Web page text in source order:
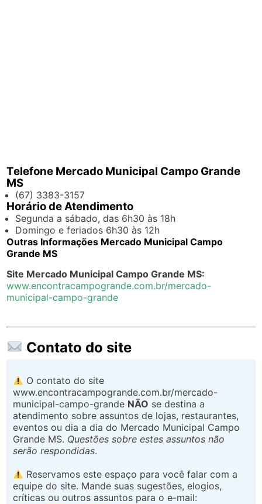
Telefone Mercado Municipal Campo Grande
MS
(67) 3383-3157
Horário de Atendimento
Segunda a sábado, das 6h30 às 18h
Domingo e feriados 6h30 às 12h
Outras Informações Mercado Municipal Campo
Grande MS
Site Mercado Municipal Campo Grande MS:
www.encontracampogrande.com.br/mercado-
municipal-campo-grande
.
Contato do site
O contato do site
www.encontracampogrande.com.br/mercado-
municipal-campo-grande NÃO se destina a
atendimento sobre assuntos de lojas, restaurantes,
eventos ou dia a dia do Mercado Municipal Campo
Grande MS. Questões sobre estes assuntos não
serão respondidas.
Reservamos este espaço para você falar com a
equipe do site. Mande suas sugestões, elogios,
críticas ou outros assuntos para o e-mail: